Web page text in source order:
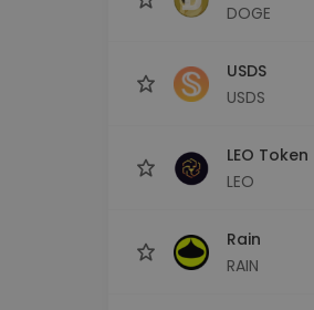
DOGE
USDS
USDS
LEO Token
LEO
Rain
RAIN